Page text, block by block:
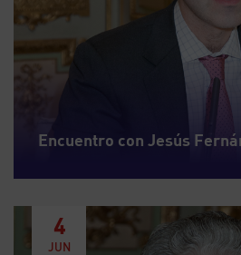
Encuentro con Jesús
4
JUN